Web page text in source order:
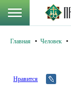
Главная Человек
Нравится